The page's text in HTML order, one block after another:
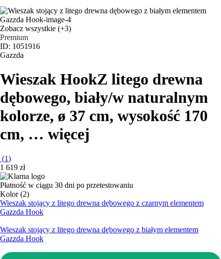
Zobacz wszystkie (+3)
Premium
ID: 1051916
Gazzda
Wieszak HookZ litego drewna
dębowego, biały/w naturalnym
kolorze, ø 37 cm, wysokość 170
cm, … więcej
(1)
1 619 zł
Płatność w ciągu 30 dni po przetestowaniu
Kolor (2)
Wieszak stojący z litego drewna dębowego z czarnym elementem
Gazzda Hook
Wieszak stojący z litego drewna dębowego z białym elementem
Gazzda Hook